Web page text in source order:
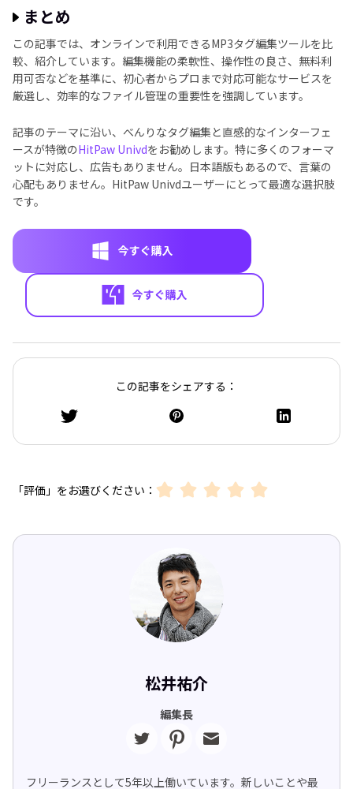
まとめ
この記事では、オンラインで利用できるMP3タグ編集ツールを比
較、紹介しています。編集機能の柔軟性、操作性の良さ、無料利
用可否などを基準に、初心者からプロまで対応可能なサービスを
厳選し、効率的なファイル管理の重要性を強調しています。
記事のテーマに沿い、べんりなタグ編集と直感的なインターフェ
ースが特徴のHitPaw Univdをお勧めします。特に多くのフォーマ
ットに対応し、広告もありません。日本語版もあるので、言葉の
心配もありません。HitPaw Univdユーザーにとって最適な選択肢
です。
この記事をシェアする：
「評価」をお選びください：
松井祐介
編集長
フリーランスとして5年以上働いています。新しいことや最